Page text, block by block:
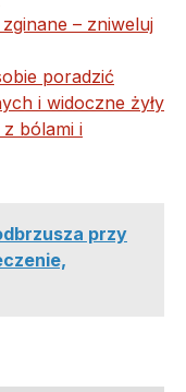
– zniweluj
poradzić
i widoczne żyły
bólami i
przy